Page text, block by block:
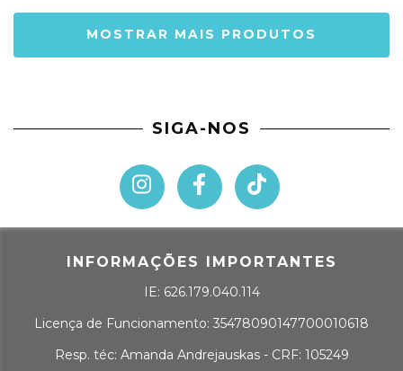
MOSTRAR MAIS PRODUTOS
SIGA-NOS
INFORMAÇÕES IMPORTANTES
IE: 626.179.040.114
Licença de Funcionamento: 35478090147700010618
Resp. téc: Amanda Andrejauskas - CRF: 105249